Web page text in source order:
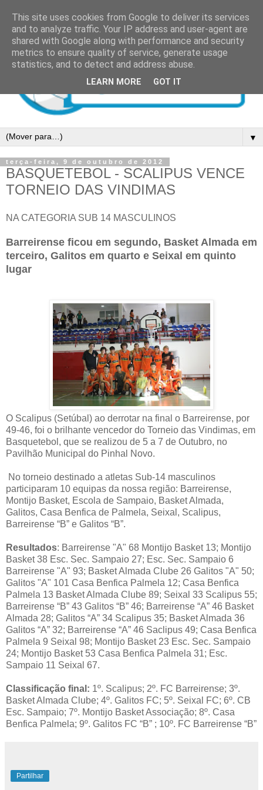
▼
terça-feira, 9 de outubro de 2012
BASQUETEBOL - SCALIPUS VENCE
TORNEIO DAS VINDIMAS
NA CATEGORIA SUB 14 MASCULINOS
Barreirense ficou em segundo, Basket Almada em
terceiro, Galitos em quarto e Seixal em quinto
lugar
O Scalipus (Setúbal) ao derrotar na final o Barreirense, por
49-46, foi o brilhante vencedor do Torneio das Vindimas, em
Basquetebol, que se realizou de 5 a 7 de Outubro, no
Pavilhão Municipal do Pinhal Novo.
No torneio destinado a atletas Sub-14 masculinos
participaram 10 equipas da nossa região: Barreirense,
Montijo Basket, Escola de Sampaio, Basket Almada,
Galitos, Casa Benfica de Palmela, Seixal, Scalipus,
Barreirense “B” e Galitos “B”.
Resultados: Barreirense "A" 68 Montijo Basket 13; Montijo
Basket 38 Esc. Sec. Sampaio 27; Esc. Sec. Sampaio 6
Barreirense "A" 93; Basket Almada Clube 26 Galitos "A" 50;
Galitos "A" 101 Casa Benfica Palmela 12; Casa Benfica
Palmela 13 Basket Almada Clube 89; Seixal 33 Scalipus 55;
Barreirense “B” 43 Galitos “B” 46; Barreirense “A” 46 Basket
Almada 28; Galitos “A” 34 Scalipus 35; Basket Almada 36
Galitos “A” 32; Barreirense “A” 46 Saclipus 49; Casa Benfica
Palmela 9 Seixal 98; Montijo Basket 23 Esc. Sec. Sampaio
24; Montijo Basket 53 Casa Benfica Palmela 31; Esc.
Sampaio 11 Seixal 67.
Classificação final: 1º. Scalipus; 2º. FC Barreirense; 3º.
Basket Almada Clube; 4º. Galitos FC; 5º. Seixal FC; 6º. CB
Esc. Sampaio; 7º. Montijo Basket Associação; 8º. Casa
Benfica Palmela; 9º. Galitos FC “B” ; 10º. FC Barreirense “B”
Partilhar
This site uses cookies from Google to deliver its services
and to analyze traffic. Your IP address and user-agent are
shared with Google along with performance and security
metrics to ensure quality of service, generate usage
statistics, and to detect and address abuse.
LEARN MORE GOT IT